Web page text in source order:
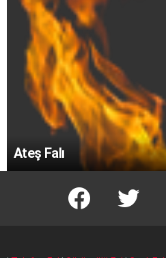
Ateş Falı
facebook T